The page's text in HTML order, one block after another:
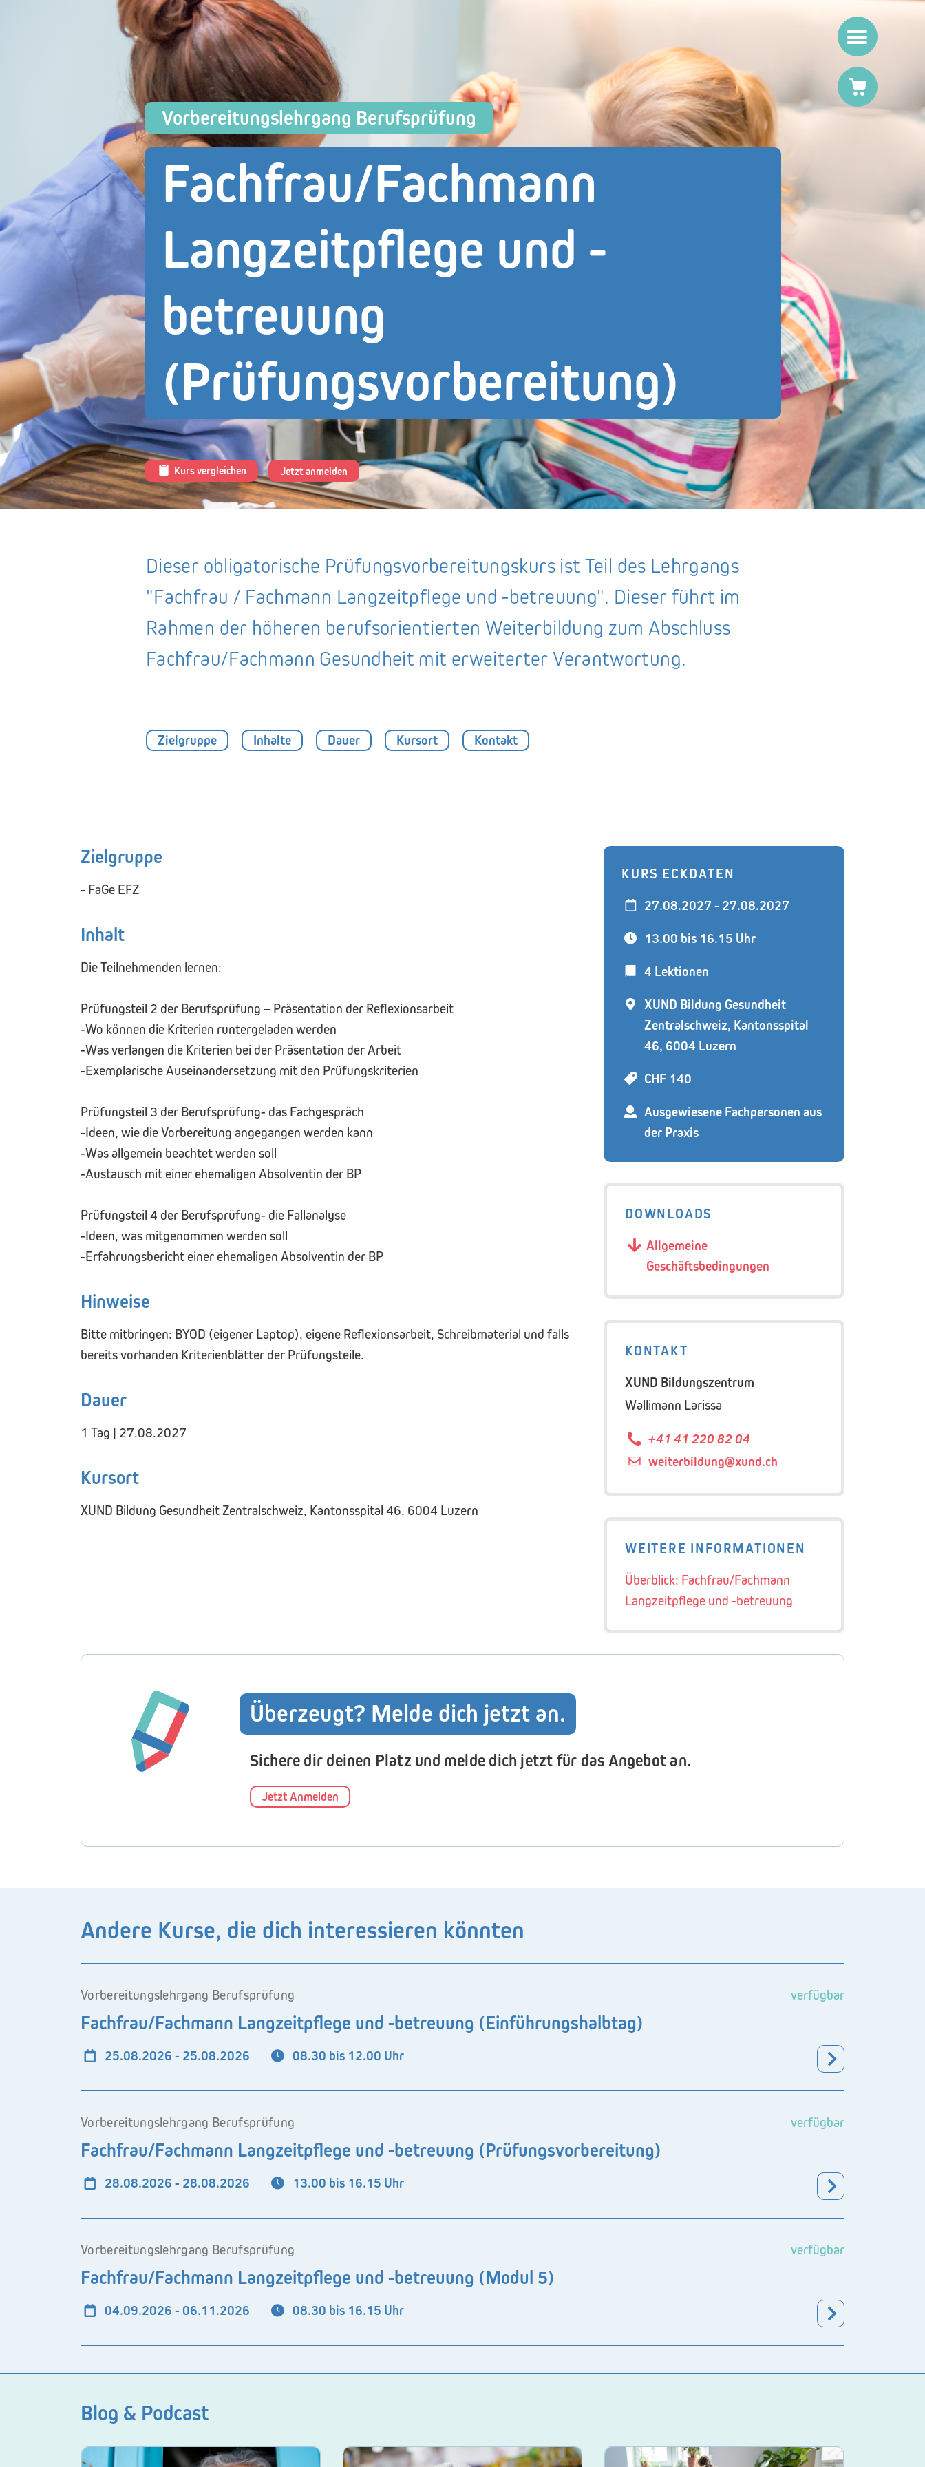
Team
Über XUND
Vorbereitungslehrgang Berufsprüfung
Fachfrau/Fachmann
Langzeitpflege und -
betreuung
(Prüfungsvorbereitung)
Kurs vergleichen Jetzt anmelden
Dieser obligatorische Prüfungsvorbereitungskurs ist Teil des Lehrgangs
"Fachfrau / Fachmann Langzeitpflege und -betreuung". Dieser führt im
Rahmen der höheren berufsorientierten Weiterbildung zum Abschluss
Fachfrau/Fachmann Gesundheit mit erweiterter Verantwortung.
Zielgruppe Inhalte Dauer Kursort Kontakt
Zielgruppe
- FaGe EFZ
Inhalt
Die Teilnehmenden lernen:
Prüfungsteil 2 der Berufsprüfung – Präsentation der Reflexionsarbeit
-Wo können die Kriterien runtergeladen werden
-Was verlangen die Kriterien bei der Präsentation der Arbeit
-Exemplarische Auseinandersetzung mit den Prüfungskriterien
Prüfungsteil 3 der Berufsprüfung- das Fachgespräch
-Ideen, wie die Vorbereitung angegangen werden kann
-Was allgemein beachtet werden soll
-Austausch mit einer ehemaligen Absolventin der BP
Prüfungsteil 4 der Berufsprüfung- die Fallanalyse
-Ideen, was mitgenommen werden soll
-Erfahrungsbericht einer ehemaligen Absolventin der BP
Hinweise
Bitte mitbringen: BYOD (eigener Laptop), eigene Reflexionsarbeit, Schreibmaterial und falls
bereits vorhanden Kriterienblätter der Prüfungsteile.
Dauer
1 Tag | 27.08.2027
Kursort
XUND Bildung Gesundheit Zentralschweiz, Kantonsspital 46, 6004 Luzern
KURS ECKDATEN
27.08.2027 - 27.08.2027
13.00 bis 16.15 Uhr
4 Lektionen
XUND Bildung Gesundheit
Zentralschweiz, Kantonsspital
46, 6004 Luzern
CHF 140
Ausgewiesene Fachpersonen aus
der Praxis
DOWNLOADS
Allgemeine
Geschäftsbedingungen
KONTAKT
XUND Bildungszentrum
Wallimann Larissa
+41 41 220 82 04
weiterbildung@xund.ch
WEITERE INFORMATIONEN
Überblick: Fachfrau/Fachmann
Langzeitpflege und -betreuung
Überzeugt? Melde dich jetzt an.
Sichere dir deinen Platz und melde dich jetzt für das Angebot an.
Jetzt Anmelden
Andere Kurse, die dich interessieren könnten
Vorbereitungslehrgang Berufsprüfung verfügbar
Fachfrau/Fachmann Langzeitpflege und -betreuung (Einführungshalbtag)
25.08.2026 - 25.08.2026 08.30 bis 12.00 Uhr
Vorbereitungslehrgang Berufsprüfung verfügbar
Fachfrau/Fachmann Langzeitpflege und -betreuung (Prüfungsvorbereitung)
28.08.2026 - 28.08.2026 13.00 bis 16.15 Uhr
Vorbereitungslehrgang Berufsprüfung verfügbar
Fachfrau/Fachmann Langzeitpflege und -betreuung (Modul 5)
04.09.2026 - 06.11.2026 08.30 bis 16.15 Uhr
Blog & Podcast